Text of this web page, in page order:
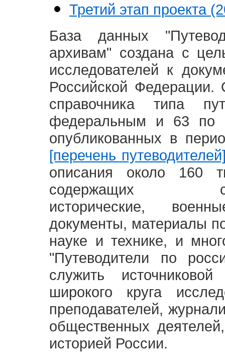
Третий этап проекта
База данных
архивам" создана с
исследователей к
Российской
справочника типа
федеральным и 63 по
опубликованных в
[перечень
описания около 160
содержащих
исторические,
документы, материалы
науке и технике, и
"Путеводители по
служить
широкого круга
преподавателей,
общественных
историей России.